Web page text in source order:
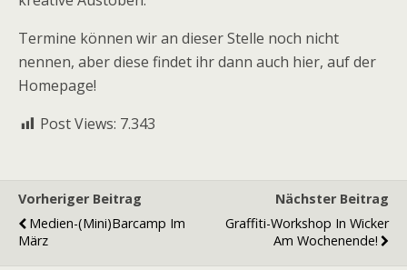
Termine können wir an dieser Stelle noch nicht
nennen, aber diese findet ihr dann auch hier, auf der
Homepage!
Post Views: 7.343
Vorheriger Beitrag
Medien-(mini)Barcamp Im
März
Nächster Beitrag
Graffiti-Workshop In Wicker
Am Wochenende!